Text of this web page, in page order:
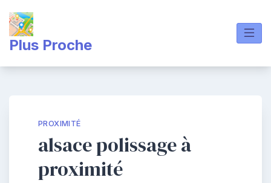
content
Plus Proche
PROXIMITÉ
alsace polissage à
proximité